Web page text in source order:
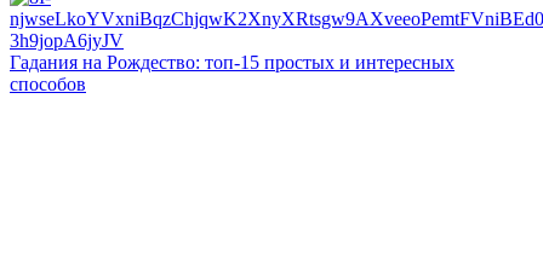
Гадания на Рождество: топ-15 простых и интересных
способов